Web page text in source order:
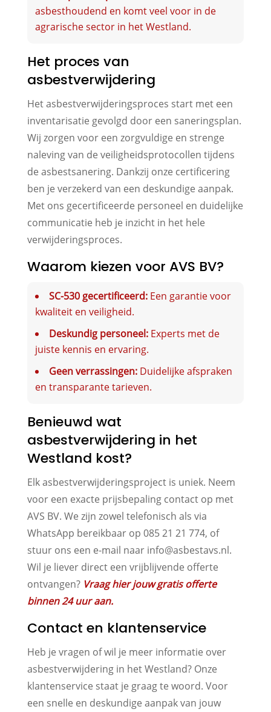
asbesthoudend en komt veel voor in de
agrarische sector in het Westland.
Het proces van
asbestverwijdering
Het asbestverwijderingsproces start met een
inventarisatie gevolgd door een saneringsplan.
Wij zorgen voor een zorgvuldige en strenge
naleving van de veiligheidsprotocollen tijdens
de asbestsanering. Dankzij onze certificering
ben je verzekerd van een deskundige aanpak.
Met ons gecertificeerde personeel en duidelijke
communicatie heb je inzicht in het hele
verwijderingsproces.
Waarom kiezen voor AVS BV?
SC-530 gecertificeerd:Een garantie voor
kwaliteit en veiligheid.
Deskundig personeel:Experts met de
juiste kennis en ervaring.
Geen verrassingen:Duidelijke afspraken
en transparante tarieven.
Benieuwd wat
asbestverwijdering in het
Westland kost?
Elk asbestverwijderingsproject is uniek. Neem
voor een exacte prijsbepaling contact op met
AVS BV. We zijn zowel telefonisch als via
WhatsApp bereikbaar op 085 21 21 774, of
stuur ons een e-mail naar info@asbestavs.nl.
Wil je liever direct een vrijblijvende offerte
ontvangen? Vraag hier jouw gratis offerte
binnen 24 uur aan.
Contact en klantenservice
Heb je vragen of wil je meer informatie over
asbestverwijdering in het Westland? Onze
klantenservice staat je graag te woord. Voor
een snelle en deskundige aanpak van jouw